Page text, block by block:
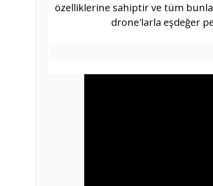
özelliklerine sahiptir ve tüm
drone'larla eşdeğer